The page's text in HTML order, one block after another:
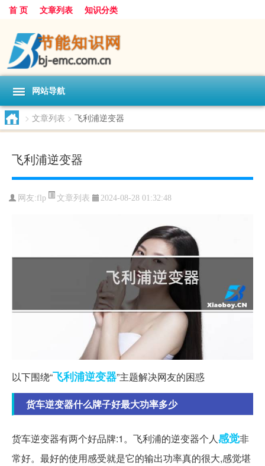
首 页 文章列表 知识分类
网站导航
> 文章列表 > 飞利浦逆变器
飞利浦逆变器
网友:flp 文章列表 2024-08-28 01:32:48
以下围绕“飞利浦逆变器”主题解决网友的困惑
货车逆变器什么牌子好最大功率多少
货车逆变器有两个好品牌:1。飞利浦的逆变器个人感觉非
常好。最好的使用感受就是它的输出功率真的很大,感觉堪